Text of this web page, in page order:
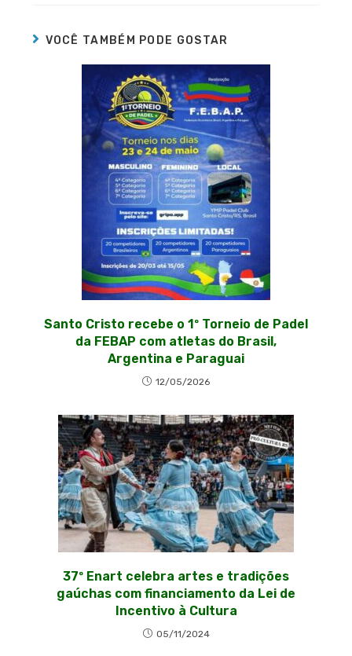
VOCÊ TAMBÉM PODE GOSTAR
Santo Cristo recebe o 1º Torneio de Padel
da FEBAP com atletas do Brasil,
Argentina e Paraguai
12/05/2026
37º Enart celebra artes e tradições
gaúchas com financiamento da Lei de
Incentivo à Cultura
05/11/2024